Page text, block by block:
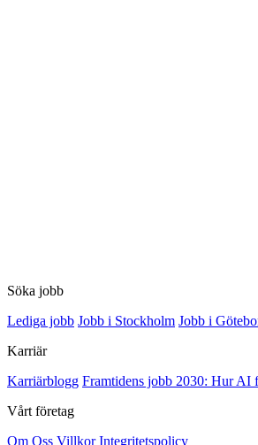
Söka jobb
Lediga jobb Jobb i Stockholm Jobb i
Karriär
Karriärblogg Framtidens jobb 2030: Hur AI
Vårt företag
Om Oss Villkor Integritetspolicy